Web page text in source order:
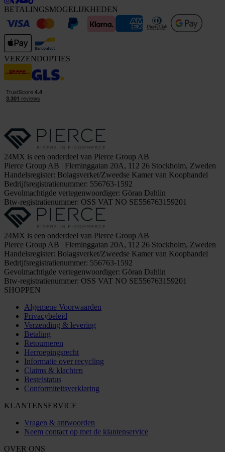
BETALINGSMOGELIJKHEDEN
VERZENDOPTIES
24MX is een onderdeel van Pierce Group AB
Pierce Group AB | Fleminggatan 20A, 112 26 Stockholm, Zweden
Handelsregister: Bolagsverket/Zweedse Kamer van Koophandel
Bedrijfsregistratienummer: 556763-1592
Gevolmachtigde vertegenwoordiger: Göran Dahlin
Btw-registratienummer: OSS VAT NO SE556763159201
24MX is een onderdeel van Pierce Group AB
Pierce Group AB | Fleminggatan 20A, 112 26 Stockholm, Zweden
Handelsregister: Bolagsverket/Zweedse Kamer van Koophandel
Bedrijfsregistratienummer: 556763-1592
Gevolmachtigde vertegenwoordiger: Göran Dahlin
Btw-registratienummer: OSS VAT NO SE556763159201
SHOPPEN
Algemene Voorwaarden
Privacybeleid
Verzending & levering
Betaling
Retourneren
Herroepingsrecht
Informatie over recycling
Claims & klachten
Bestelstatus
Conformiteitsverklaring
KLANTENSERVICE
Vragen & antwoorden
Neem contact op met de klantenservice
OVER ONS